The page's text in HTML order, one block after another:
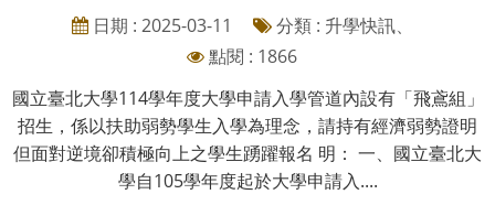
日期 : 2025-03-11
分類 : 升學快訊、
點閱 : 1866
國立臺北大學114學年度大學申請入學管道內設有「飛鳶組」
招生，係以扶助弱勢學生入學為理念，請持有經濟弱勢證明
但面對逆境卻積極向上之學生踴躍報名 明： 一、國立臺北大
學自105學年度起於大學申請入....